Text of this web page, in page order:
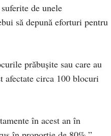
de unele
să depună eforturi pentru
prăbuşite sau care au
afectate circa 100 blocuri
în acest an în